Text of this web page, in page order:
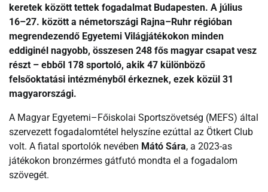
keretek között tettek fogadalmat Budapesten. A július
16–27. között a németországi Rajna–Ruhr régióban
megrendezendő Egyetemi Világjátékokon minden
eddiginél nagyobb, összesen 248 fős magyar csapat vesz
részt – ebből 178 sportoló, akik 47 különböző
felsőoktatási intézményből érkeznek, ezek közül 31
magyarországi.
A Magyar Egyetemi–Főiskolai Sportszövetség (MEFS) által
szervezett fogadalomtétel helyszíne ezúttal az Ötkert Club
volt. A fiatal sportolók nevében Mátó Sára, a 2023-as
játékokon bronzérmes gátfutó mondta el a fogadalom
szövegét.